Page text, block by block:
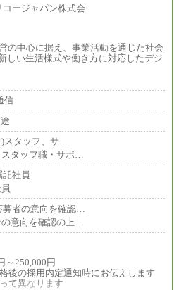
の中心に据え、事業活動を通じた社会
しい生活様式や働き方に対応したデジ
信
スタッフ、サ…
スタッフ職・サポ…
託社員
募者の意向を確認…
の意向を確認の上…
～250,000円
後の採用内定通知時にお伝えします
て異なります